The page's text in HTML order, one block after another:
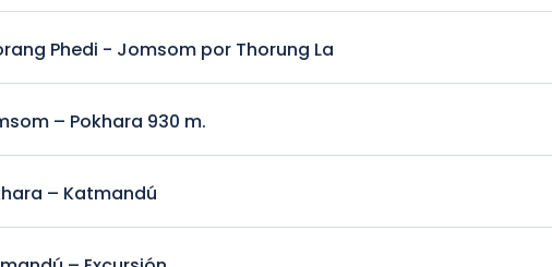
Phedi - Jomsom por Thorung La
– Pokhara 930 m.
– Katmandú